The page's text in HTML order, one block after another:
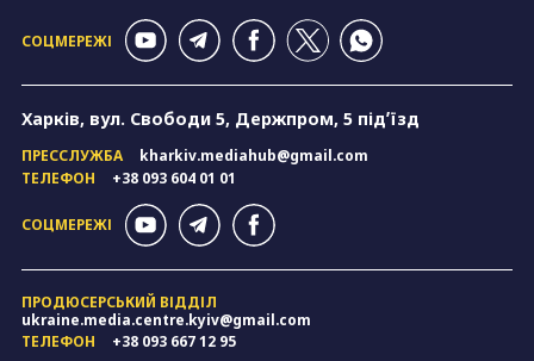
СОЦМЕРЕЖІ
Харків, вул. Свободи 5, Держпром, 5 підʼїзд
ПРЕССЛУЖБА
kharkiv.mediahub@gmail.com
ТЕЛЕФОН
+38 093 604 01 01
СОЦМЕРЕЖІ
ПРОДЮСЕРСЬКИЙ ВІДДІЛ
ukraine.media.centre.kyiv@gmail.com
ТЕЛЕФОН
+38 093 667 12 95